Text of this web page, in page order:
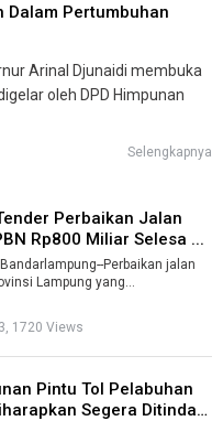
Pertumbuhan
Arinal Djunaidi membuka
oleh DPD Himpunan
Selengkapnya
Perbaikan Jalan
Rp800 Miliar Selesa ...
Bandarlampung--Perbaikan jalan
Lampung yang
1720 Views
Pintu Tol Pelabuhan
Segera Ditinda